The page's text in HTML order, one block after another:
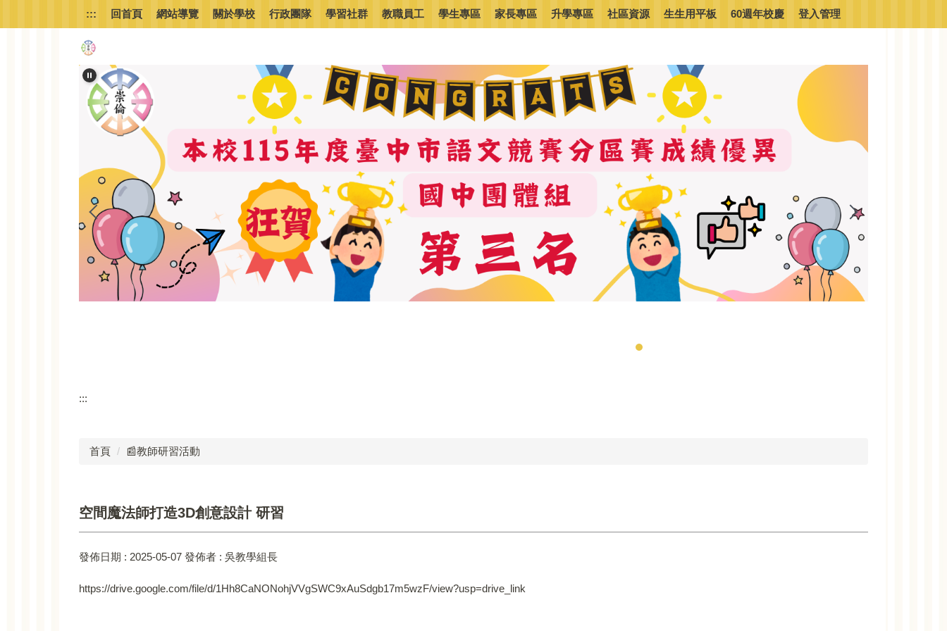
到
::: 回首頁 網站導覽 關於學校 行政團隊 學習社群 教職員工 學生專區 家長專區 升學專區 社區資源 生生用平板 60週年校慶 登入管理
:::
首頁 📰教師研習活動
空間魔法師打造3D創意設計 研習
發佈日期 : 2025-05-07 發佈者 : 吳教學組長
https://drive.google.com/file/d/1Hh8CaNONohjVVgSWC9xAuSdgb17m5wzF/view?usp=drive_link